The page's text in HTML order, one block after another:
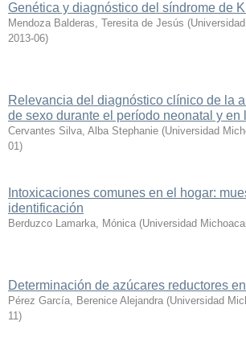
Genética y diagnóstico del síndrome de
Mendoza Balderas, Teresita de Jesús (
2013-06)
Relevancia del diagnóstico clínico de la
de sexo durante el período neonatal y en
Cervantes Silva, Alba Stephanie (Universidad
01)
Intoxicaciones comunes en el hogar:
identificación
Berduzco Lamarka, Mónica (Universidad
Determinación de azúcares reductores
Pérez García, Berenice Alejandra (Universidad
11)